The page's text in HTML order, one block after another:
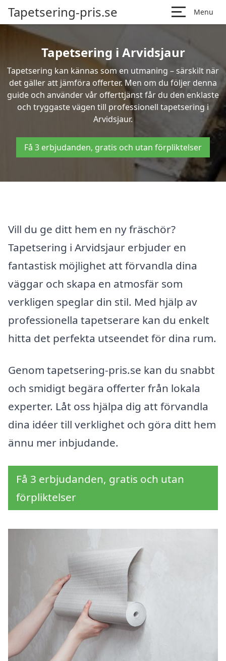
Tapetsering-pris.se Menu
Tapetsering i Arvidsjaur
Tapetsering kan kännas som en utmaning – särskilt när
det gäller att jämföra offerter. Men om du följer denna
guide och använder vår offerttjänst får du den enklaste
och tryggaste vägen till professionell tapetsering i
Arvidsjaur.
Få 3 erbjudanden, gratis och utan förpliktelser
Vill du ge ditt hem en ny fräschör?
Tapetsering i Arvidsjaur erbjuder en
fantastisk möjlighet att förvandla dina
väggar och skapa en atmosfär som
verkligen speglar din stil. Med hjälp av
professionella tapetserare kan du enkelt
hitta det perfekta utseendet för dina rum.
Genom tapetsering-pris.se kan du snabbt
och smidigt begära offerter från lokala
experter. Låt oss hjälpa dig att förvandla
dina idéer till verklighet och göra ditt hem
ännu mer inbjudande.
Få 3 erbjudanden, gratis och utan
förpliktelser